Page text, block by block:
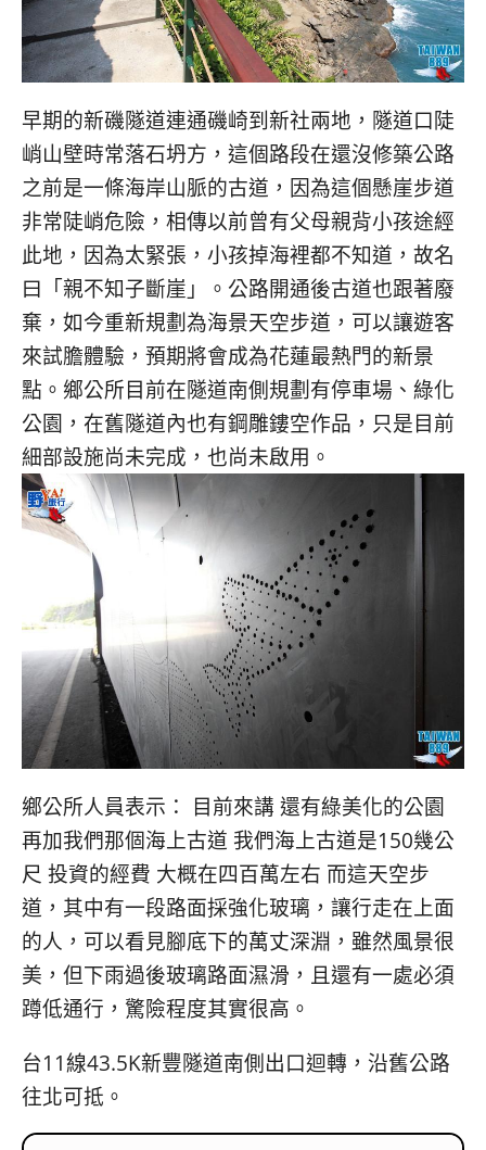
早期的新磯隧道連通磯崎到新社兩地，隧道口陡
峭山壁時常落石坍方，這個路段在還沒修築公路
之前是一條海岸山脈的古道，因為這個懸崖步道
非常陡峭危險，相傳以前曾有父母親背小孩途經
此地，因為太緊張，小孩掉海裡都不知道，故名
曰「親不知子斷崖」。公路開通後古道也跟著廢
棄，如今重新規劃為海景天空步道，可以讓遊客
來試膽體驗，預期將會成為花蓮最熱門的新景
點。鄉公所目前在隧道南側規劃有停車場、綠化
公園，在舊隧道內也有鋼雕鏤空作品，只是目前
細部設施尚未完成，也尚未啟用。
鄉公所人員表示： 目前來講 還有綠美化的公園
再加我們那個海上古道 我們海上古道是150幾公
尺 投資的經費 大概在四百萬左右 而這天空步
道，其中有一段路面採強化玻璃，讓行走在上面
的人，可以看見腳底下的萬丈深淵，雖然風景很
美，但下雨過後玻璃路面濕滑，且還有一處必須
蹲低通行，驚險程度其實很高。
台11線43.5K新豐隧道南側出口迴轉，沿舊公路
往北可抵。